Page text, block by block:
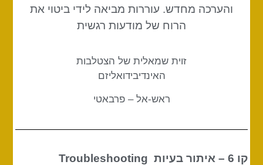
והערכה מחדש. עוררות מביאה לידי ביטוי את
הרוח של מודעות רגשית
זוית שמאלית של הצטלבות
האינדיבידואליזם
ראש-אל – פרבאטי
קו 6 – איתור בעיות